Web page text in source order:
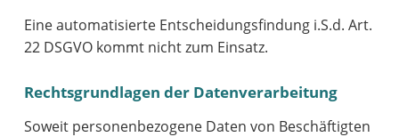
Eine automatisierte Entscheidungsfindung i.S.d. Art.
22 DSGVO kommt nicht zum Einsatz.
Rechtsgrundlagen der Datenverarbeitung
Soweit personenbezogene Daten von Beschäftigten